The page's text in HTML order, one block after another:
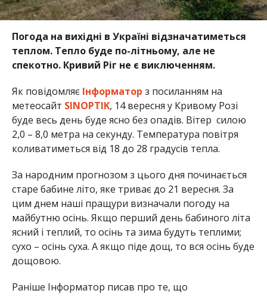
Погода на вихідні в Україні відзначатиметься
теплом. Тепло буде по-літньому, але не
спекотно. Кривий Ріг не є виключенням.
Як повідомляє Інформатор з посиланням на
метеосайт SINOPTIK, 14 вересня у Кривому Розі
буде весь день буде ясно без опадів. Вітер силою
2,0 – 8,0 метра на секунду. Температура повітря
коливатиметься від 18 до 28 градусів тепла.
За народним прогнозом з цього дня починається
старе бабине літо, яке триває до 21 вересня. За
цим днем наші пращури визначали погоду на
майбутню осінь. Якщо перший день бабиного літа
ясний і теплий, то осінь та зима будуть теплими;
сухо – осінь суха. А якщо піде дощ, то вся осінь буде
дощовою.
Раніше Інформатор писав про те, що